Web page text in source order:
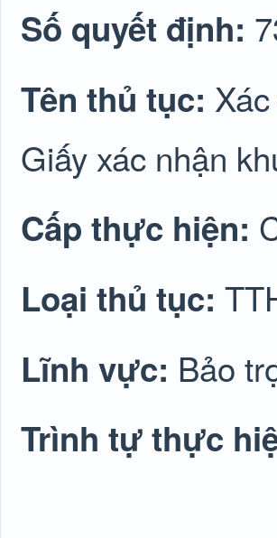
Số quyết định:
Tên thủ tục:
Giấy xác nhận
Cấp thực hiện:
Loại thủ tục:
Lĩnh vực: Bảo
Trình tự thực